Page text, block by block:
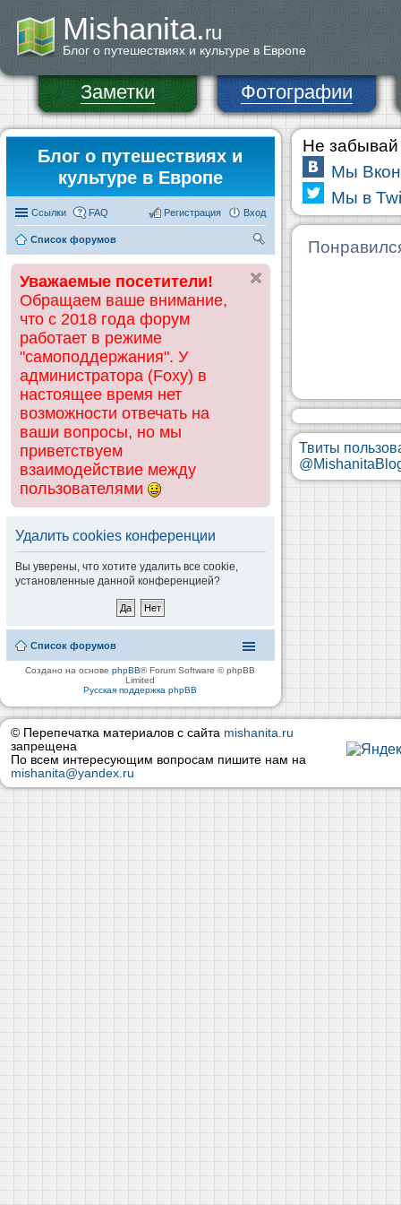
Mishanita.ru
Блог о путешествиях и культуре в Европе
Заметки Фотографии
Блог о путешествиях и
культуре в Европе
Ссылки FAQ Вход
Регистрация
Список форумов
ск
Уважаемые посетители!
Обращаем ваше внимание,
что с 2018 года форум
работает в режиме
"самоподдержания". У
администратора (Foxy) в
настоящее время нет
возможности отвечать на
ваши вопросы, но мы
приветствуем
взаимодействие между
пользователями
Удалить cookies конференции
Вы уверены, что хотите удалить все cookie,
установленные данной конференцией?
Список форумов
Создано на основеphpBB® Forum Software © phpBB
Limited
Русская поддержка phpBB
Не забывай
Мы
Мы в
Твиты
© Перепечатка материалов с сайта mishanita.ru
запрещена
По всем интересующим вопросам пишите нам на
mishanita@yandex.ru